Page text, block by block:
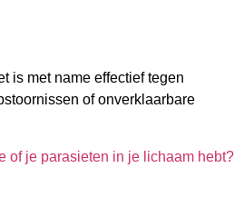
is met name effectief tegen
of onverklaarbare
of je parasieten in je lichaam hebt?